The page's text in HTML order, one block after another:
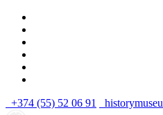
+374 (55) 52 06 91